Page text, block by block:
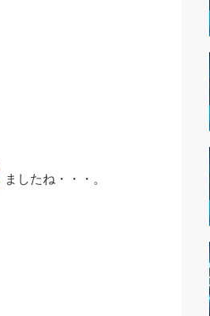
ましたね・・・。